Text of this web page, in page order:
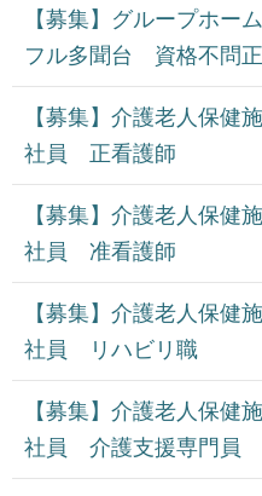
【募集】グループホ
フル多聞台 資格不問
【募集】介護老人保
社員 正看護師
【募集】介護老人保
社員 准看護師
【募集】介護老人保
社員 リハビリ職
【募集】介護老人保
社員 介護支援専門員